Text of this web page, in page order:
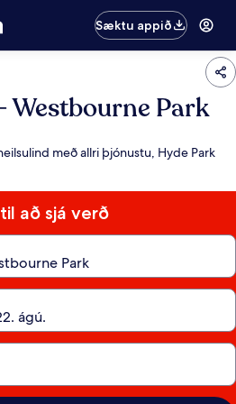
Sæktu appið
Westbourne Park
með allri þjónustu, Hyde Park
að sjá verð